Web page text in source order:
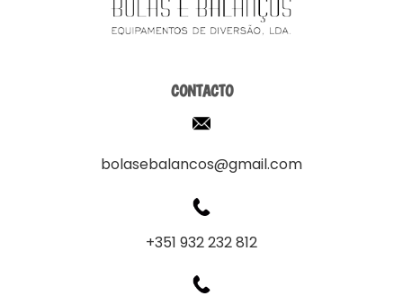
CONTACTO
bolasebalancos@gmail.com
+351 932 232 812